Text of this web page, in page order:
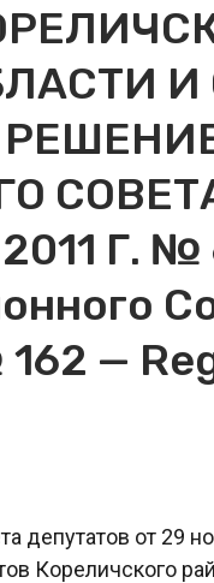
И
Г. №
—
депутатов от 29
Кореличского